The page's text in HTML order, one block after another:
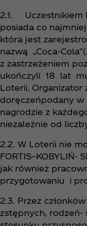
2.1. Uczestnikiem
posiada co
która jest
nazwą
z zastrzeżeniem
ukończyli 18 lat
Loterii. Organizator
doręczeńpodany w
nagrodzie z
niezależnie od
2.2. W Loterii nie
FORTIS–KOBYLIŃ-
jak również
przygotowaniu i
2.3. Przez
zstępnych, rodzeń-